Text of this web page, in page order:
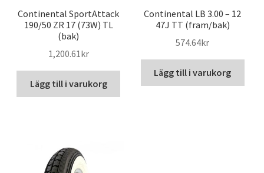
Continental SportAttack
190/50 ZR 17 (73W) TL
(bak)
1,200.61kr
Lägg till i varukorg
Continental LB 3.00 – 12
47J TT (fram/bak)
574.64kr
Lägg till i varukorg